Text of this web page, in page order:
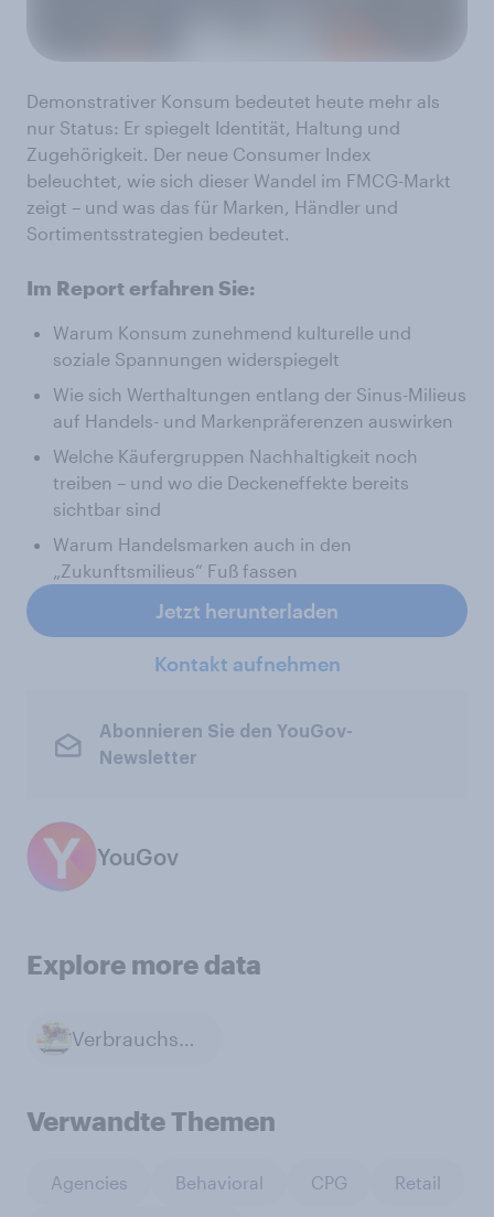
Demonstrativer Konsum bedeutet heute mehr als
nur Status: Er spiegelt Identität, Haltung und
Zugehörigkeit. Der neue Consumer Index
beleuchtet, wie sich dieser Wandel im FMCG-Markt
zeigt – und was das für Marken, Händler und
Sortimentsstrategien bedeutet.
Im Report erfahren Sie:
Warum Konsum zunehmend kulturelle und
soziale Spannungen widerspiegelt
Wie sich Werthaltungen entlang der Sinus-Milieus
auf Handels- und Markenpräferenzen auswirken
Welche Käufergruppen Nachhaltigkeit noch
treiben – und wo die Deckeneffekte bereits
sichtbar sind
Warum Handelsmarken auch in den
„Zukunftsmilieus“ Fuß fassen
Jetzt herunterladen
Kontakt aufnehmen
Abonnieren Sie den YouGov-
Newsletter
YouGov
Explore more data
Verbrauchsgüter
Verwandte Themen
Agencies Behavioral CPG Retail